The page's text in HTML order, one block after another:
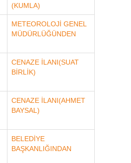
(KUMLA)
METEOROLOJİ GENEL
MÜDÜRLÜĞÜNDEN
CENAZE İLANI(SUAT
BİRLİK)
CENAZE İLANI(AHMET
BAYSAL)
BELEDİYE
BAŞKANLIĞINDAN